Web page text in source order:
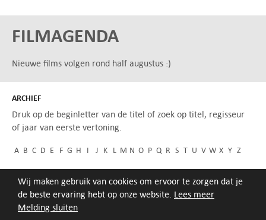
Melding sluiten
Wij maken gebruik van cookies om ervoor te zorgen dat je
de beste ervaring hebt op onze website. Lees meer
FILMAGENDA
Nieuwe films volgen rond half augustus :)
ARCHIEF
Druk op de beginletter van de titel of zoek op titel, regisseur
of jaar van eerste vertoning.
A B C D E F G H I J K L M N O P Q R S T U V W X Y Z